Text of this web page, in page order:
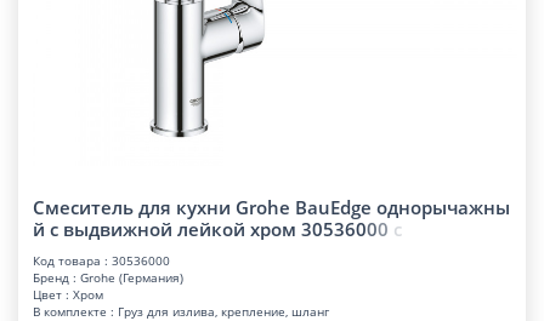
Смеситель для кухни Grohe BauEdge однорычажны
й с выдвижной лейкой хром 30536000 с
Код товара : 30536000
Бренд : Grohe (Германия)
Цвет : Хром
В комплекте : Груз для излива, крепление, шланг